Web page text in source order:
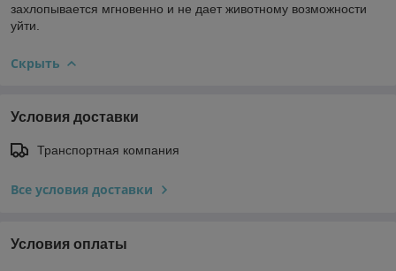
захлопывается мгновенно и не дает животному возможности
уйти.
Скрыть
Условия доставки
Транспортная компания
Все условия доставки
Условия оплаты